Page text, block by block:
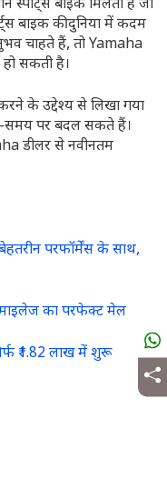
बाइक मिलती है जो
बाइक की दुनिया में कदम
चाहते हैं, तो Yamaha
सकती है।
के उद्देश्य से लिखा गया
समय पर बदल सकते हैं।
डीलर से नवीनतम
परफॉर्मेंस के साथ,
का परफेक्ट मेल
₹1.82 लाख में शुरू